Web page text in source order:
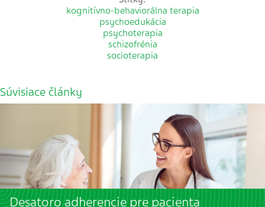
kognitívno-behaviorálna terapia
psychoedukácia
psychoterapia
schizofrénia
socioterapia
Súvisiace články
Desatoro adherencie pre pacienta